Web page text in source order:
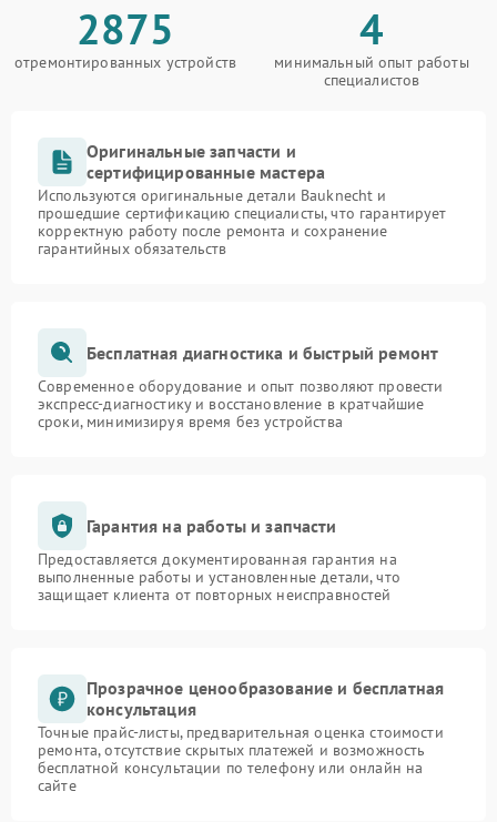
2875
отремонтированных устройств
4
минимальный опыт работы
специалистов
Оригинальные запчасти и
сертифицированные мастера
Используются оригинальные детали Bauknecht и
прошедшие сертификацию специалисты, что гарантирует
корректную работу после ремонта и сохранение
гарантийных обязательств
Бесплатная диагностика и быстрый ремонт
Современное оборудование и опыт позволяют провести
экспресс-диагностику и восстановление в кратчайшие
сроки, минимизируя время без устройства
Гарантия на работы и запчасти
Предоставляется документированная гарантия на
выполненные работы и установленные детали, что
защищает клиента от повторных неисправностей
Прозрачное ценообразование и бесплатная
консультация
Точные прайс-листы, предварительная оценка стоимости
ремонта, отсутствие скрытых платежей и возможность
бесплатной консультации по телефону или онлайн на
сайте